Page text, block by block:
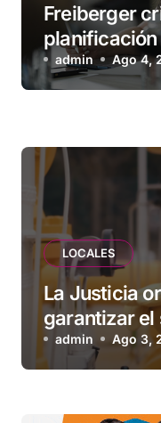
Freiberger
Municipio:
vecinos que
admin Ago 4,
LOCALES
La Justicia
garantizar el
una familia
admin Ago 3,